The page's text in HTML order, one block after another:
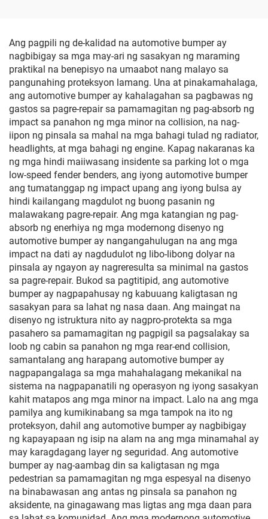
Ang pagpili ng de-kalidad na automotive bumper ay
nagbibigay sa mga may-ari ng sasakyan ng maraming
praktikal na benepisyo na umaabot nang malayo sa
pangunahing proteksyon lamang. Una at pinakamahalaga,
ang automotive bumper ay kahalagahan sa pagbawas ng
gastos sa pagre-repair sa pamamagitan ng pag-absorb ng
impact sa panahon ng mga minor na collision, na nag-
iipon ng pinsala sa mahal na mga bahagi tulad ng radiator,
headlights, at mga bahagi ng engine. Kapag nakaranas ka
ng mga hindi maiiwasang insidente sa parking lot o mga
low-speed fender benders, ang iyong automotive bumper
ang tumatanggap ng impact upang ang iyong bulsa ay
hindi kailangang magdulot ng buong pasanin ng
malawakang pagre-repair. Ang mga katangian ng pag-
absorb ng enerhiya ng mga modernong disenyo ng
automotive bumper ay nangangahulugan na ang mga
impact na dati ay nagdudulot ng libo-libong dolyar na
pinsala ay ngayon ay nagreresulta sa minimal na gastos
sa pagre-repair. Bukod sa pagtitipid, ang automotive
bumper ay nagpapahusay ng kabuuang kaligtasan ng
sasakyan para sa lahat ng nasa daan. Ang maingat na
disenyo ng istruktura nito ay nagpro-protekta sa mga
pasahero sa pamamagitan ng pagpigil sa pagsalakay sa
loob ng cabin sa panahon ng mga rear-end collision,
samantalang ang harapang automotive bumper ay
nagpapangalaga sa mga mahahalagang mekanikal na
sistema na nagpapanatili ng operasyon ng iyong sasakyan
kahit matapos ang mga minor na impact. Lalo na ang mga
pamilya ang kumikinabang sa mga tampok na ito ng
proteksyon, dahil ang automotive bumper ay nagbibigay
ng kapayapaan ng isip na alam na ang mga minamahal ay
may karagdagang layer ng seguridad. Ang automotive
bumper ay nag-aambag din sa kaligtasan ng mga
pedestrian sa pamamagitan ng mga espesyal na disenyo
na binabawasan ang antas ng pinsala sa panahon ng
aksidente, na ginagawang mas ligtas ang mga daan para